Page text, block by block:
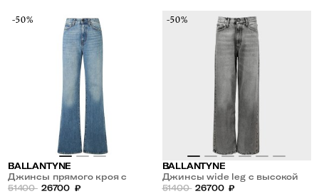
-50%
BALLANTYNE
Джинсы прямого кроя с
высокой посадкой
51400 26700 ₽
-50%
BALLANTYNE
Джинсы wide leg с высокой
посадкой
51400 26700 ₽